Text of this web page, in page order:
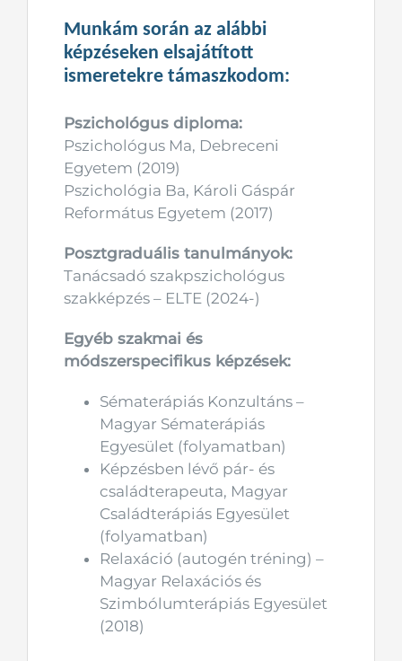
Munkám során az alábbi
képzéseken elsajátított
ismeretekre támaszkodom:
Pszichológus diploma:
Pszichológus Ma, Debreceni
Egyetem (2019)
Pszichológia Ba, Károli Gáspár
Református Egyetem (2017)
Posztgraduális tanulmányok:
Tanácsadó szakpszichológus
szakképzés – ELTE (2024-)
Egyéb szakmai és
módszerspecifikus képzések:
Sématerápiás Konzultáns –
Magyar Sématerápiás
Egyesület (folyamatban)
Képzésben lévő pár- és
családterapeuta, Magyar
Családterápiás Egyesület
(folyamatban)
Relaxáció (autogén tréning) –
Magyar Relaxációs és
Szimbólumterápiás Egyesület
(2018)